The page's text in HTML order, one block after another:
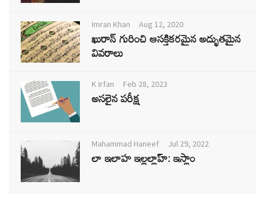
Imran Khan Aug 12, 2020
ఖురాన్ గురించి ఆసక్తికరమైన అద్భుతమైన
వివరాలు
K Irfan Feb 28, 2023
అసలైన పరీక్ష
Mahammad Haneef Jul 29, 2022
లా ఇలాహ ఇల్లల్లాహ్: ఇస్లాం